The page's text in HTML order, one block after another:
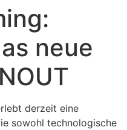
neue
derzeit eine
sowohl technologische